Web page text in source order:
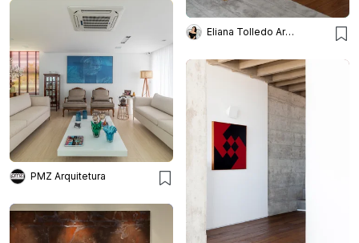
Eliana Tolledo Arquitetura e Interiores
PMZ Arquitetura